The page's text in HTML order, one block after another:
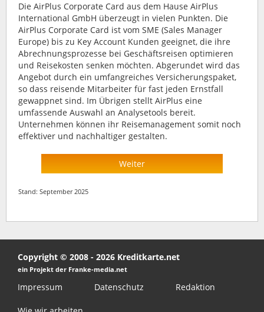
Die AirPlus Corporate Card aus dem Hause AirPlus
International GmbH überzeugt in vielen Punkten. Die
AirPlus Corporate Card ist vom SME (Sales Manager
Europe) bis zu Key Account Kunden geeignet, die ihre
Abrechnungsprozesse bei Geschäftsreisen optimieren
und Reisekosten senken möchten. Abgerundet wird das
Angebot durch ein umfangreiches Versicherungspaket,
so dass reisende Mitarbeiter für fast jeden Ernstfall
gewappnet sind. Im Übrigen stellt AirPlus eine
umfassende Auswahl an Analysetools bereit.
Unternehmen können ihr Reisemanagement somit noch
effektiver und nachhaltiger gestalten.
Weiter
Stand: September 2025
Copyright © 2008 - 2026 Kreditkarte.net
ein Projekt der Franke-media.net
Impressum Datenschutz Redaktion